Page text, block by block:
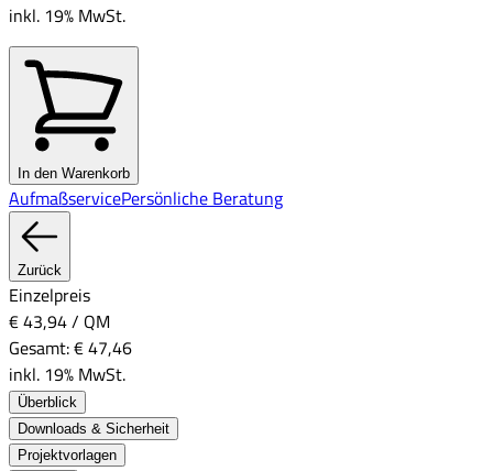
inkl. 19% MwSt.
In den Warenkorb
AufmaßservicePersönliche Beratung
Zurück
Einzelpreis
€ 43,94/ QM
Gesamt:€ 47,46
inkl. 19% MwSt.
Überblick
Downloads & Sicherheit
Projektvorlagen